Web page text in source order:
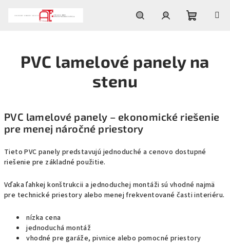
košík
PVC lamelové panely na
stenu
PVC lamelové panely – ekonomické riešenie
pre menej náročné priestory
Tieto PVC panely predstavujú jednoduché a cenovo dostupné
riešenie pre základné použitie.
Vďaka ľahkej konštrukcii a jednoduchej montáži sú vhodné najmä
pre technické priestory alebo menej frekventované časti interiéru.
nízka cena
jednoduchá montáž
vhodné pre garáže, pivnice alebo pomocné priestory